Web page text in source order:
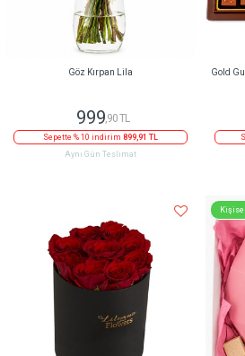
Göz Kırpan Lila
999,90 TL
Sepette % 10 indirim 899,91 TL
Aynı Gün Teslimat
Gold